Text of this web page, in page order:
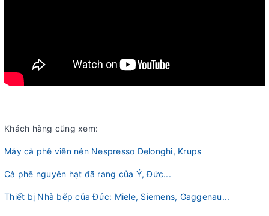
Khách hàng cũng xem:
Máy cà phê viên nén Nespresso Delonghi, Krups
Cà phê nguyên hạt đã rang của Ý, Đức...
Thiết bị Nhà bếp của Đức: Miele, Siemens, Gaggenau...